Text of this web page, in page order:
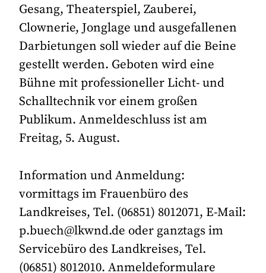
Gesang, Theaterspiel, Zauberei,
Clownerie, Jonglage und ausgefallenen
Darbietungen soll wieder auf die Beine
gestellt werden. Geboten wird eine
Bühne mit professioneller Licht- und
Schalltechnik vor einem großen
Publikum. Anmeldeschluss ist am
Freitag, 5. August.
Information und Anmeldung:
vormittags im Frauenbüro des
Landkreises, Tel. (06851) 8012071, E-Mail:
p.buech@lkwnd.de oder ganztags im
Servicebüro des Landkreises, Tel.
(06851) 8012010. Anmeldeformulare